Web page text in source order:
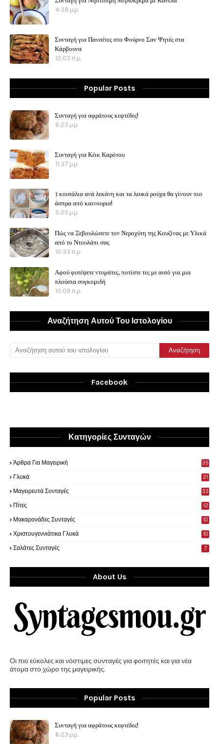
4:38 μ.μ.
Συνταγή για Πανσέτες στο Φούρνο Σαν Ψητές στα
Κάρβουνα
12:03 π.μ.
Popular Posts
Συνταγή για αφράτους κεφτέδες!
6:23 μ.μ.
Συνταγή για Κέικ Καρότου
11:37 μ.μ.
3 κουτάλια ανά λεκάνη και τα λευκά ρούχα θα γίνουν πιο
άσπρα από καινουρια!
5:05 μ.μ.
Πώς να Ξεβουλώσετε τον Νεροχύτη της Κουζίνας με Υλικά
από το Ντουλάπι σας
10:33 π.μ.
Αφού φυτέψετε ντομάτες, ποτίστε τες με αυτό για μια
πλούσια συγκομιδή
10:09 π.μ.
Αναζήτηση Αυτού Του Ιστολογίου
Facebook
Κατηγορίες Συνταγών
Άρθρα Για Μαγειρική
35
Γλυκά
21
Μαγειρευτά Συνταγές 33
Πίτες 12
Μακαρονάδες Συνταγές 10
Χριστουγεννιάτικα Γλυκά 10
Σαλάτες Συνταγές 7
About Us
Οι πιο εύκολες και νόστιμες συνταγές για φοιτητές και για νέα
άτομα στο χώρο της μαγειρικής.
Popular Posts
Συνταγή για αφράτους κεφτέδες!
6:23 μ.μ.